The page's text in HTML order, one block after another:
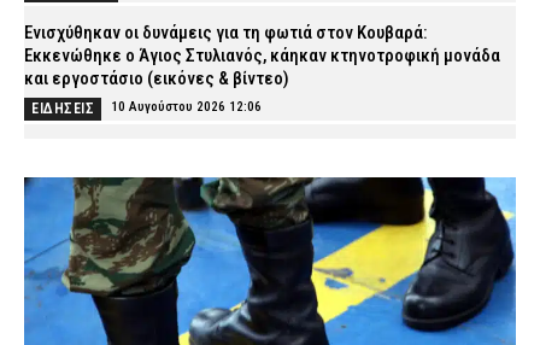
Ενισχύθηκαν οι δυνάμεις για τη φωτιά στον Κουβαρά:
Εκκενώθηκε ο Άγιος Στυλιανός, κάηκαν κτηνοτροφική μονάδα
και εργοστάσιο (εικόνες & βίντεο)
ΕΙΔΗΣΕΙΣ 10 Αυγούστου 2026 12:06
παρακολούθησης στο αυτοκίνητο της πρώην του
ΑΣΤΥΝΟΜΙΑ 10 Αυγούστου 2026 11:54
Κατερίνη: 74χρονη ανασύρθηκε νεκρή από τη θάλασσα
ΕΙΔΗΣΕΙΣ 10 Αυγούστου 2026 11:40
Μήλος: Στον εισαγγελέα ο πιλότος και ο ιδιοκτήτης του